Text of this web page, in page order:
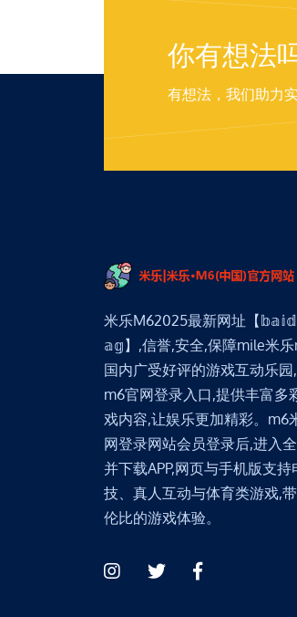
你有想法
有想法，我们助力
米乐M62025最新网址【
𝕒𝕘】,信誉,安全,保障mile米
国内广受好评的游戏互动乐园
m6官网登录入口,提供丰富多
戏内容,让娱乐更加精彩。m6
网登录网站会员登录后,进入
并下载APP,网页与手机版支持
技、真人互动与体育类游戏,
伦比的游戏体验。